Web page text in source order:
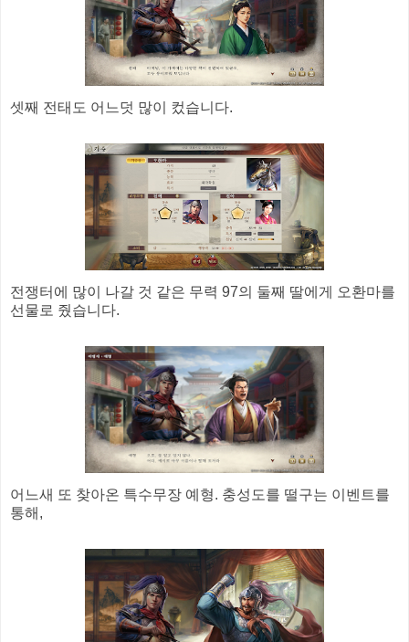
셋째 전태도 어느덧 많이 컸습니다.
전쟁터에 많이 나갈 것 같은 무력 97의 둘째 딸에게 오환마를
선물로 줬습니다.
어느새 또 찾아온 특수무장 예형. 충성도를 떨구는 이벤트를
통해,